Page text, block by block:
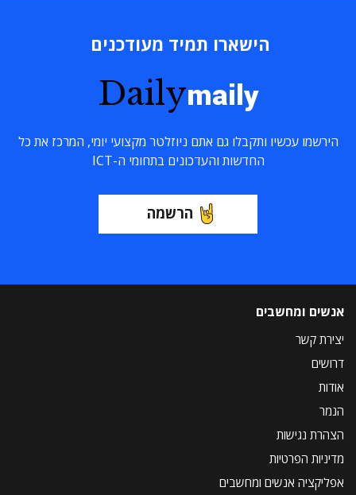
הישארו תמיד מעודכנים
Dailymaily
הירשמו עכשיו ותקבלו גם אתם ניוזלטר מקצועי יומי, המרכז את כל
החדשות והעדכונים בתחומי ה-ICT
הרשמה
אנשים ומחשבים
יצירת קשר
דרושים
אודות
הנמר
הצהרת נגישות
מדיניות הפרטיות
אפליקציה אנשים ומחשבים